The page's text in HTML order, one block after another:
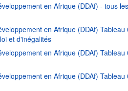
en Afrique (DDAf) - tous
en Afrique (DDAf)
et d'inégalités
en Afrique (DDAf)
en Afrique (DDAf)